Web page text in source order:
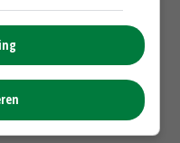
willen Zuid-Hollandse
‘ondernemersrisico’